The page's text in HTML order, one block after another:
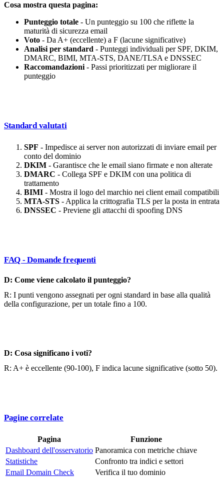
Cosa mostra questa pagina:
Punteggio totale - Un punteggio su 100 che riflette la
maturità di sicurezza email
Voto - Da A+ (eccellente) a F (lacune significative)
Analisi per standard - Punteggi individuali per SPF, DKIM,
DMARC, BIMI, MTA-STS, DANE/TLSA e DNSSEC
Raccomandazioni - Passi prioritizzati per migliorare il
punteggio
Standard valutati
SPF - Impedisce ai server non autorizzati di inviare email per
conto del dominio
DKIM - Garantisce che le email siano firmate e non alterate
DMARC - Collega SPF e DKIM con una politica di
trattamento
BIMI - Mostra il logo del marchio nei client email compatibili
MTA-STS - Applica la crittografia TLS per la posta in entrata
DNSSEC - Previene gli attacchi di spoofing DNS
FAQ - Domande frequenti
D: Come viene calcolato il punteggio?
R: I punti vengono assegnati per ogni standard in base alla qualità
della configurazione, per un totale fino a 100.
D: Cosa significano i voti?
R: A+ è eccellente (90-100), F indica lacune significative (sotto 50).
Pagine correlate
Pagina
Funzione
Dashboard dell'osservatorio Panoramica con metriche chiave
Statistiche
Confronto tra indici e settori
Email Domain Check
Verifica il tuo dominio